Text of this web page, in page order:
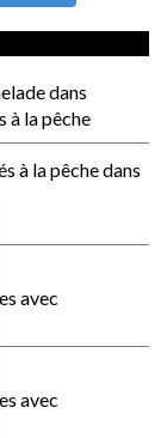
dans
à la pêche
à la pêchedans
avec
avec